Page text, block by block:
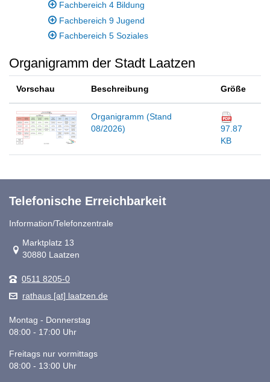
Fachbereich 4 Bildung
Fachbereich 9 Jugend
Fachbereich 5 Soziales
Organigramm der Stadt Laatzen
Vorschau Beschreibung Größe
Organigramm (Stand
08/2026)
97.87
KB
Telefonische Erreichbarkeit
Information/Telefonzentrale
Link zur Google-Maps Navigation
Marktplatz 13
30880 Laatzen
0511 8205-0
rathaus [at] laatzen.de
Montag - Donnerstag
08:00 - 17:00 Uhr
Freitags nur vormittags
08:00 - 13:00 Uhr